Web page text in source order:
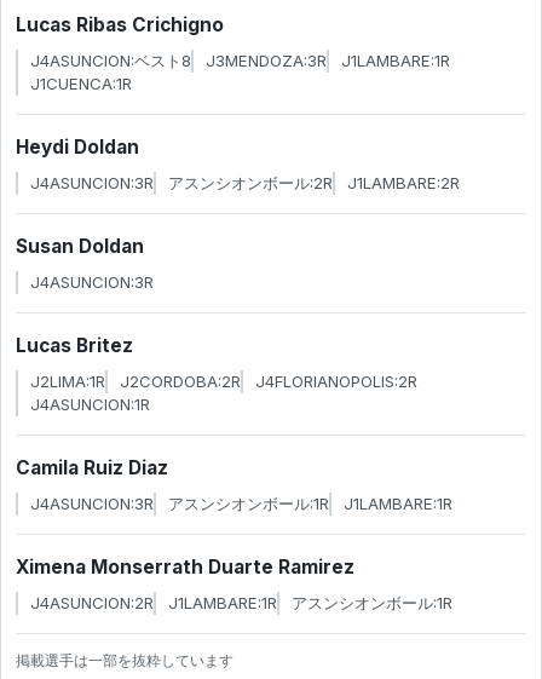
Lucas Ribas Crichigno
J4ASUNCION:ベスト8 J3MENDOZA:3R
J1LAMBARE:1R
J1CUENCA:1R
Heydi Doldan
J4ASUNCION:3R アスンシオンボール:2R J1LAMBARE:2R
Susan Doldan
J4ASUNCION:3R
Lucas Britez
J2LIMA:1R J2CORDOBA:2R
J4FLORIANOPOLIS:2R
J4ASUNCION:1R
Camila Ruiz Diaz
J4ASUNCION:3R アスンシオンボール:1R J1LAMBARE:1R
Ximena Monserrath Duarte Ramirez
J4ASUNCION:2R J1LAMBARE:1R アスンシオンボール:1R
掲載選手は一部を抜粋しています